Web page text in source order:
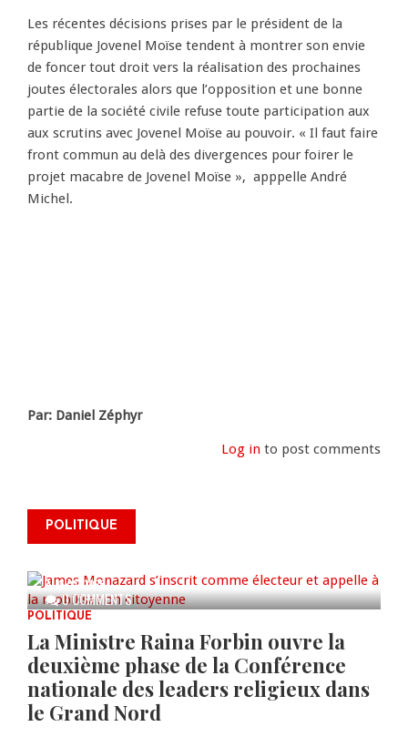
Les récentes décisions prises par le président de la
république Jovenel Moïse tendent à montrer son envie
de foncer tout droit vers la réalisation des prochaines
joutes électorales alors que l’opposition et une bonne
partie de la société civile refuse toute participation aux
aux scrutins avec Jovenel Moïse au pouvoir. « Il faut faire
front commun au delà des divergences pour foirer le
projet macabre de Jovenel Moïse », apppelle André
Michel.
Par: Daniel Zéphyr
Log in to post comments
POLITIQUE
0 COMMENTS
James Monazard s’inscrit comme
électeur et appelle à la
AUG 07, 2026
POLITIQUE
La Ministre Raina Forbin ouvre la
deuxième phase de la Conférence
nationale des leaders religieux dans
le Grand Nord